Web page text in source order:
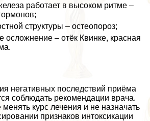
работает в высоком ритме –
структуры – остеопороз;
осложнение – отёк Квинке, красная
негативных последствий приёма
соблюдать рекомендации врача.
курс лечения и не назначать
признаков интоксикации